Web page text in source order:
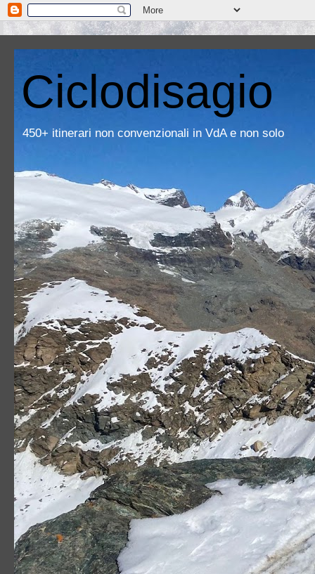
Ciclodisagio
450+ itinerari non convenzionali in VdA e non solo